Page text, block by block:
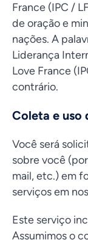
France (IPC /
de oração e
nações. A
Liderança
Love France
contrário.
Coleta e uso
Você será
sobre você
mail, etc.) em
serviços em
Este serviço
Assumimos o